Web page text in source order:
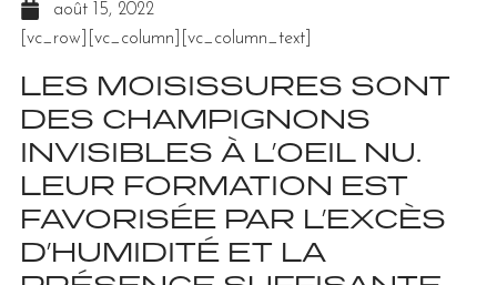
août 15, 2022
[vc_row][vc_column][vc_column_text]
LES MOISISSURES SONT
DES CHAMPIGNONS
INVISIBLES À L’OEIL NU.
LEUR FORMATION EST
FAVORISÉE PAR L’EXCÈS
D’HUMIDITÉ ET LA